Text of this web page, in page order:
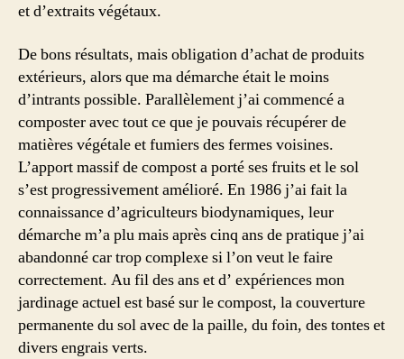
et d’extraits végétaux.
De bons résultats, mais obligation d’achat de produits
extérieurs, alors que ma démarche était le moins
d’intrants possible. Parallèlement j’ai commencé a
composter avec tout ce que je pouvais récupérer de
matières végétale et fumiers des fermes voisines.
L’apport massif de compost a porté ses fruits et le sol
s’est progressivement amélioré. En 1986 j’ai fait la
connaissance d’agriculteurs biodynamiques, leur
démarche m’a plu mais après cinq ans de pratique j’ai
abandonné car trop complexe si l’on veut le faire
correctement. Au fil des ans et d’ expériences mon
jardinage actuel est basé sur le compost, la couverture
permanente du sol avec de la paille, du foin, des tontes et
divers engrais verts.